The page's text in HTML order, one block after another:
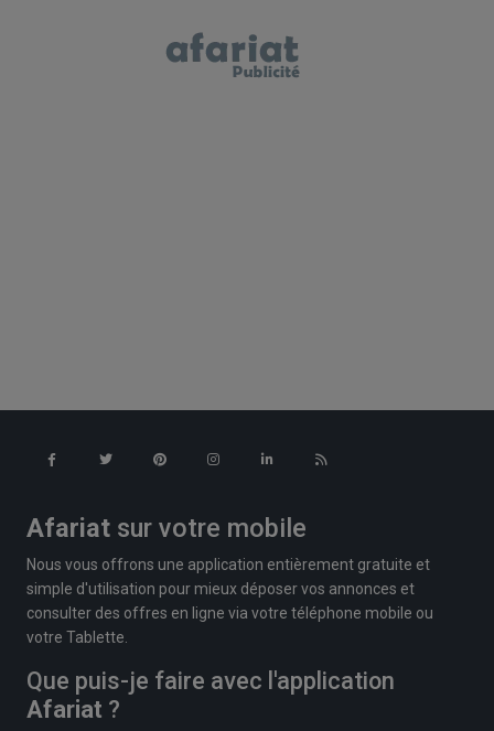
Afariat sur votre mobile
Nous vous offrons une application entièrement gratuite et
simple d'utilisation pour mieux déposer vos annonces et
consulter des offres en ligne via votre téléphone mobile ou
votre Tablette.
Que puis-je faire avec l'application
Afariat ?